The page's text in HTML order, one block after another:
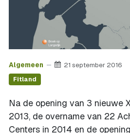
Algemeen 21 september 2016
Fitland
Na de opening van 3 nieuwe
2013, de overname van 22
Centers in 2014 en de